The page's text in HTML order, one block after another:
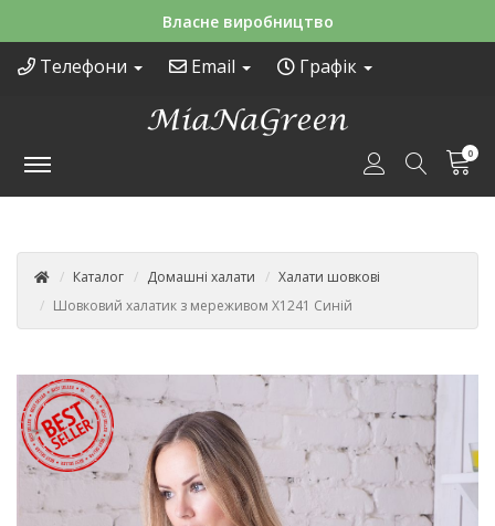
Зручні способи оплати
Телефони Email Графік
0
Каталог Домашні халати
Халати шовкові
Шовковий халатик з мереживом Х1241 Синій